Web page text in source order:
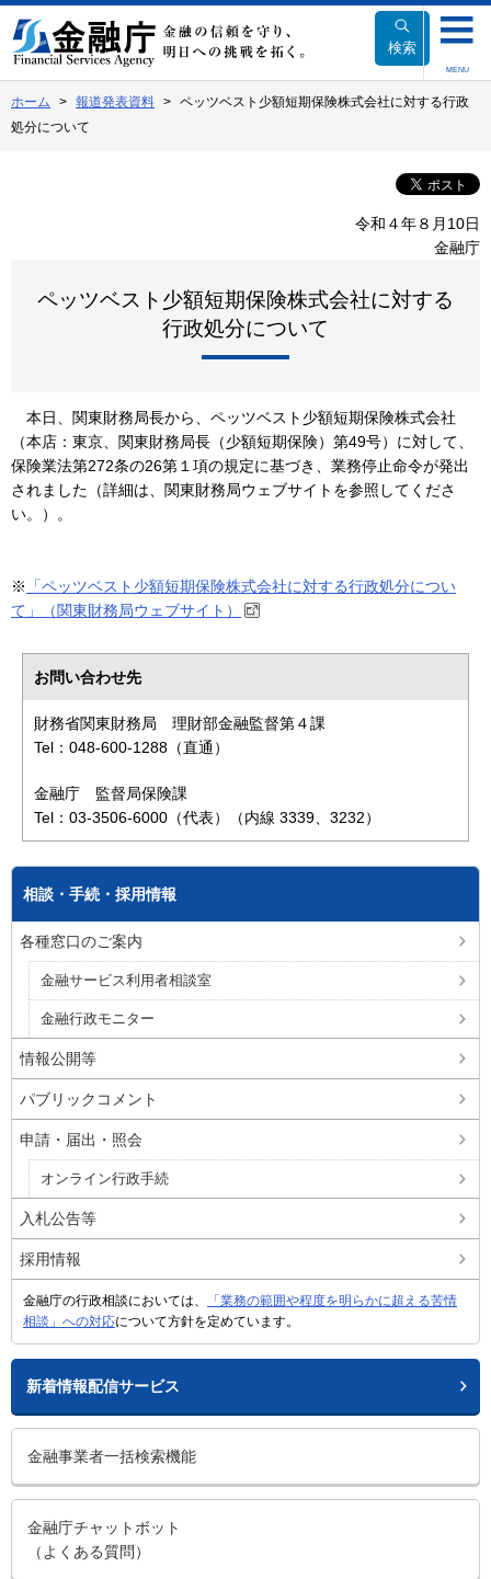
文
へ
動
検索
MENU
ホーム 報道発表資料
ペッツベスト少額短期保険株式会社に対する行政
処分について
令和４年８月10日
金融庁
ペッツベスト少額短期保険株式会社に対する
行政処分について
本日、関東財務局長から、ペッツベスト少額短期保険株式会社
（本店：東京、関東財務局長（少額短期保険）第49号）に対して、
保険業法第272条の26第１項の規定に基づき、業務停止命令が発出
されました（詳細は、関東財務局ウェブサイトを参照してくださ
い。）。
※
「ペッツベスト少額短期保険株式会社に対する行政処分につい
て」（関東財務局ウェブサイト）
お問い合わせ先
財務省関東財務局 理財部金融監督第４課
Tel：048-600-1288（直通）
金融庁 監督局保険課
Tel：03-3506-6000（代表）（内線 3339、3232）
相談・手続・採用情報
各種窓口のご案内
金融サービス利用者相談室
金融行政モニター
情報公開等
パブリックコメント
申請・届出・照会
オンライン行政手続
入札公告等
採用情報
金融庁の行政相談においては、
「業務の範囲や程度を明らかに超える苦情
相談」への対応について方針を定めています。
新着情報配信サービス
金融事業者一括検索機能
金融庁チャットボット
（よくある質問）